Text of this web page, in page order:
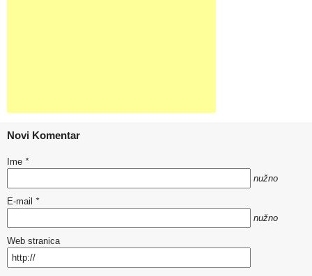
Novi Komentar
Ime *
nužno
E-mail *
nužno
Web stranica